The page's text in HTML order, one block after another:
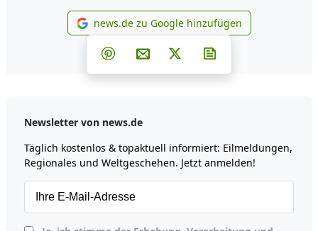
news.de zu Google
news.de zu Google hinzufügen
Teilen auf Facebook
Teilen auf Whatsapp
Teilen auf Telegram
Teilen auf Pinterest
Per E-Mail teilen
Post auf X
Newsletter von news.de
Täglich kostenlos & topaktuell informiert: Eilmeldungen,
Regionales und Weltgeschehen. Jetzt anmelden!